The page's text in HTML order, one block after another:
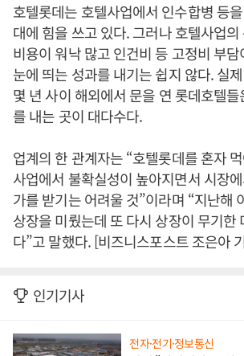
호텔롯데는 호텔사업에서 인수합병 등
대에 힘을 쓰고 있다. 그러나 호텔사업
비용이 워낙 많고 인건비 등 고정비 부
눈에 띄는 성과를 내기는 쉽지 않다. 실
몇 년 사이 해외에서 문을 연 롯데호텔
를 내는 곳이 대다수다.
업계의 한 관계자는 “호텔롯데를 혼자
사업에서 불확실성이 높아지면서 시장
가를 받기는 어려울 것”이라며 “지난해
상장을 미뤘는데 또 다시 상장이 무기한
다”고 말했다. [비즈니스포스트 조은아
인기기사
전자·전기·정보통신